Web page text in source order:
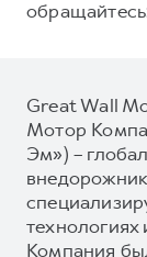
Great Wall
Мотор
Эм») –
технологиях
Компания